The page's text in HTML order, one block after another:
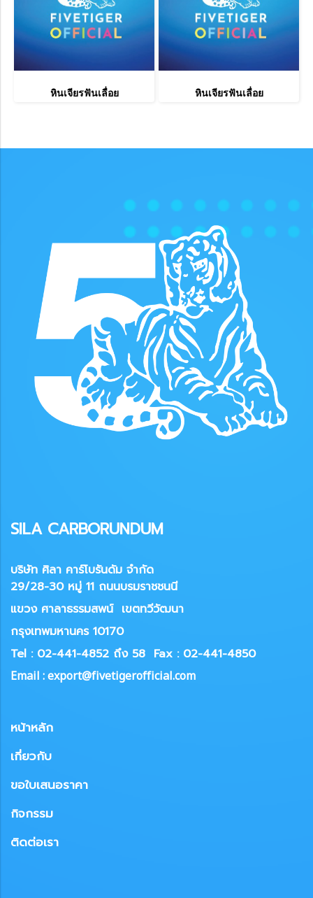
หินเจียรฟันเลื่อย หินเจียรฟันเลื่อย
SILA CARBORUNDUM
บริษัท ศิลา คาร์โบรันดัม จำกัด
29/28-30 หมู่ 11 ถนนบรมราชชนนี
แขวง ศาลาธรรมสพน์ เขตทวีวัฒนา
กรุงเทพมหานคร 10170
Tel : 02-441-4852 ถึง 58 Fax : 02-441-4850
Email : export@fivetigerofficial.com
หน้าหลัก
เกี่ยวกับ
ขอใบเสนอราคา
กิจกรรม
ติดต่อเรา